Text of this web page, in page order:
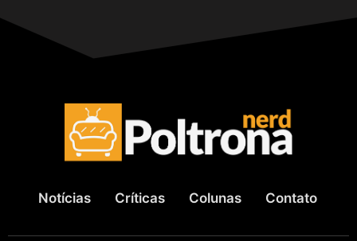
Notícias Críticas Colunas Contato